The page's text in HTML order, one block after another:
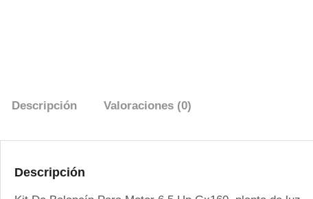
Descripción
Valoraciones (0)
Descripción